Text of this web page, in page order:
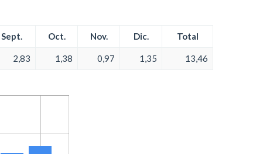
Sept. Oct. Nov. Dic. Total
2,83 1,38 0,97 1,35 13,46